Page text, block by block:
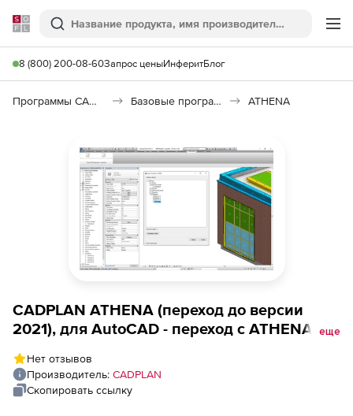
Softline
Поиск
8 (800) 200-08-60Запрос ценыИнферитБлог
Программы САПР и ГИС Базовые программы ATHENA
CADPLAN ATHENA (переход до версии
2021), для AutoCAD - переход с ATHENA
еще
Нет отзывов
Производитель: CADPLAN
Скопировать ссылку